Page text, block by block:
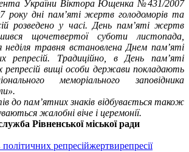
України Віктора Ющенка №431/2007
року дні пам’яті жертв голодоморів та
розведено у часі. День пам’яті жертв
щочетвертої суботи листопада,
травня встановлена Днем пам’яті
репресій. Традиційно, в День пам’яті
вищі особи держави покладають
меморіального заповідника
до пам’ятних знаків відбувається також
жалобні віче і церемонії.
Рівненської міської ради
репресійжертвирепресії